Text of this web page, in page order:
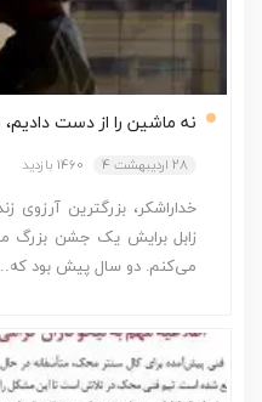
نه ماشین را از دست دادیم،
28 اردیبهشت 4 1460 بازدید
خداراشکر، بزرگ­ترین آرزوی
زابل برایش یک جشن بزرگ
می­‌کنم. دو سال پیش بود